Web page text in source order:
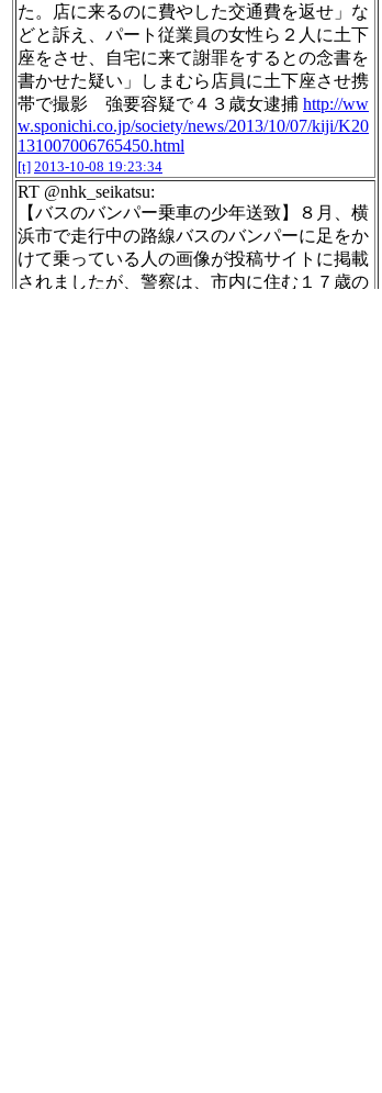
た。店に来るのに費やした交通費を返せ」な
どと訴え、パート従業員の女性ら２人に土下
座をさせ、自宅に来て謝罪をするとの念書を
書かせた疑い」しまむら店員に土下座させ携
帯で撮影 強要容疑で４３歳女逮捕 http://ww
w.sponichi.co.jp/society/news/2013/10/07/kiji/K20
131007006765450.html
[t] 2013-10-08 19:23:34
RT @nhk_seikatsu:
【バスのバンパー乗車の少年送致】８月、横
浜市で走行中の路線バスのバンパーに足をか
けて乗っている人の画像が投稿サイトに掲載
されましたが、警察は、市内に住む１７歳の